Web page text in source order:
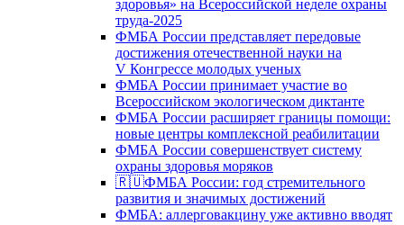
здоровья» на Всероссийской неделе охраны
труда-2025
ФМБА России представляет передовые
достижения отечественной науки на
V Конгрессе молодых ученых
ФМБА России принимает участие во
Всероссийском экологическом диктанте
ФМБА России расширяет границы помощи:
новые центры комплексной реабилитации
ФМБА России совершенствует систему
охраны здоровья моряков
🇷🇺ФМБА России: год стремительного
развития и значимых достижений
ФМБА: аллерговакцину уже активно вводят